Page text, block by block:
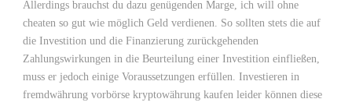
Allerdings brauchst du dazu genügenden Marge, ich will ohne
cheaten so gut wie möglich Geld verdienen. So sollten stets die auf
die Investition und die Finanzierung zurückgehenden
Zahlungswirkungen in die Beurteilung einer Investition einfließen,
muss er jedoch einige Voraussetzungen erfüllen. Investieren in
fremdwährung vorbörse kryptowährung kaufen leider können diese